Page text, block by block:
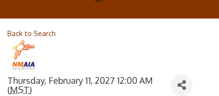
Back to Search
Thursday, February 11, 2027 12:00 AM
(MST)